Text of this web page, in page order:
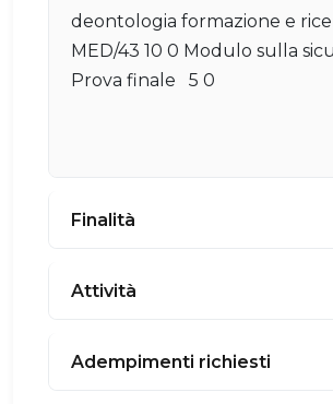
deontologia formazione e
MED/43 10 0 Modulo sulla
Prova finale 5 0
Finalità
Attività
Adempimenti richiesti